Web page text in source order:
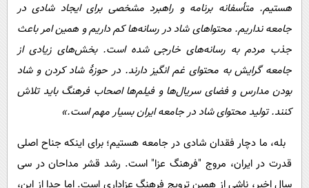
هستیم. متأسفانه برنامه و راهبرد مشخصی برای ایجاد شادی در
جامعه نداریم. محتواهای شاد در رسانه‌ها کم داریم و همین امر باعث
جذب مردم به رسانه‌های خارجی شده است. بخش‌های زیادی از
جامعه گرایش به محتوای غم انگیز دارند. در حوزۀ شاد کردن و شاد
بودن مدارس و فضای سریال‌ها و فیلم‌ها اصحاب فرهنگ باید تلاش
کنند. تولید محتوای شاد در جامعه ایران بسیار مهم است.»
بله، ما دچار فقدان شادی در جامعه هستیم؛ برای اینکه جناح اصلی
قدرت در ایران، مروج "فرهنگ عزا" است. رشد قشر مداحان در سی